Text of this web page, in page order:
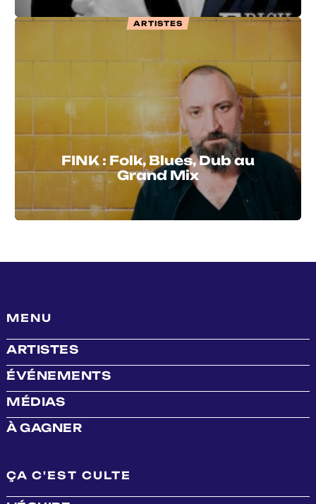
ARTISTES
FINK : Folk, Blues, Dub au
Grand Mix
MENU
ARTISTES
ÉVÉNEMENTS
MÉDIAS
À GAGNER
ÇA C'EST CULTE